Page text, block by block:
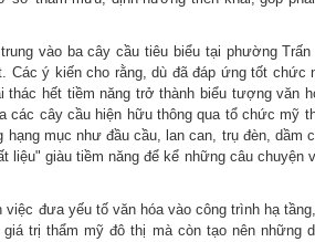
vào ba cây cầu tiêu biểu tại phường
Các ý kiến cho rằng, dù đã đáp ứng tốt chức
thác hết tiềm năng trở thành biểu tượng văn
các cây cầu hiện hữu thông qua tổ chức mỹ
hạng mục như đầu cầu, lan can, trụ đèn, dầm
liệu" giàu tiềm năng để kể những câu chuyện
việc đưa yếu tố văn hóa vào công trình hạ
trị thẩm mỹ đô thị mà còn tạo nên những